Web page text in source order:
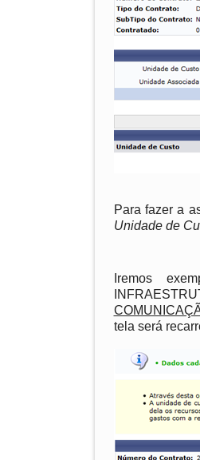
Para fazer a
Unidade de
Iremos
tela será